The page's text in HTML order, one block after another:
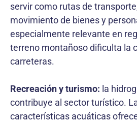
servir como rutas de
movimiento de bienes y
especialmente relevante en
terreno montañoso dificulta la
carreteras.
Recreación y turismo: la
contribuye al sector turístico.
características acuáticas